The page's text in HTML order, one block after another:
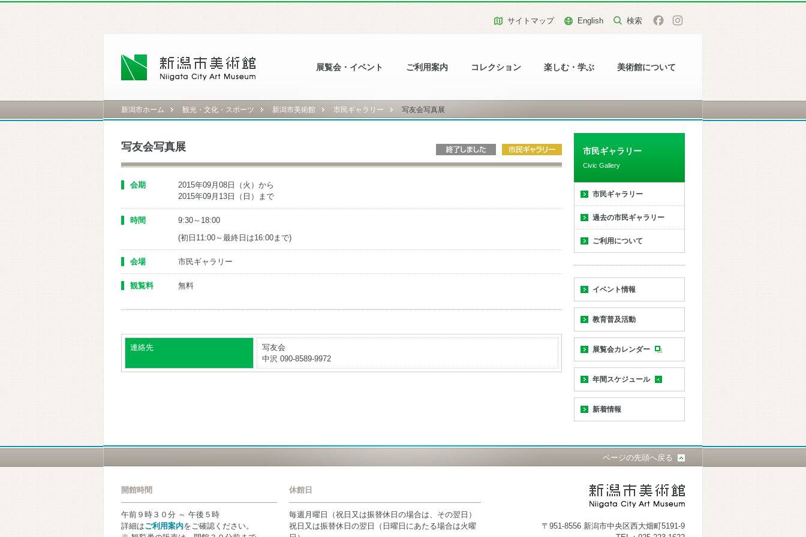
展覧会・イベント ご利用案内 コレクション 楽しむ・学ぶ 美術館について
サイトマップ English
新潟市ホーム 観光・文化・スポーツ 新潟市美術館 市民ギャラリー 写友会写真展
写友会写真展
会期
2015年09月08日（火）から
2015年09月13日（日）まで
時間
9:30～18:00
(初日11:00～最終日は16:00まで)
会場 市民ギャラリー
観覧料 無料
連絡先
写友会
中沢 090-8589-9972
市民ギャラリー
Civic Gallery
市民ギャラリー
過去の市民ギャラリー
ご利用について
イベント情報
教育普及活動
展覧会カレンダー
年間スケジュール
新着情報
ページの先頭へ戻る
開館時間
午前９時３０分 ～ 午後５時
詳細はご利用案内をご確認ください。
休館日
毎週月曜日（祝日又は振替休日の場合は、その翌日）
祝日又は振替休日の翌日（日曜日にあたる場合は火曜
〒951-8556 新潟市中央区西大畑町5191-9